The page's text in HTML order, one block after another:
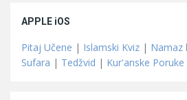
APPLE iOS
Pitaj Učene | Islamski Kviz | Namaz
Sufara | Tedžvid | Kur'anske Poruke